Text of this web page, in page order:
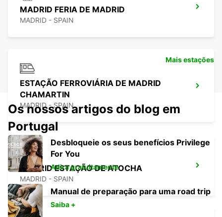
MADRID FERIA DE MADRID
MADRID - SPAIN
ESTAÇÃO FERROVIÁRIA DE MADRID
CHAMARTIN
MADRID - SPAIN
MADRID ESTAÇÃO DE ATOCHA
MADRID - SPAIN
Mais estações
Os nossos artigos do blog em
Portugal
Desbloqueie os seus benefícios Privilege
For You
Adira gratuitamente
Manual de preparação para uma road trip
Saiba +